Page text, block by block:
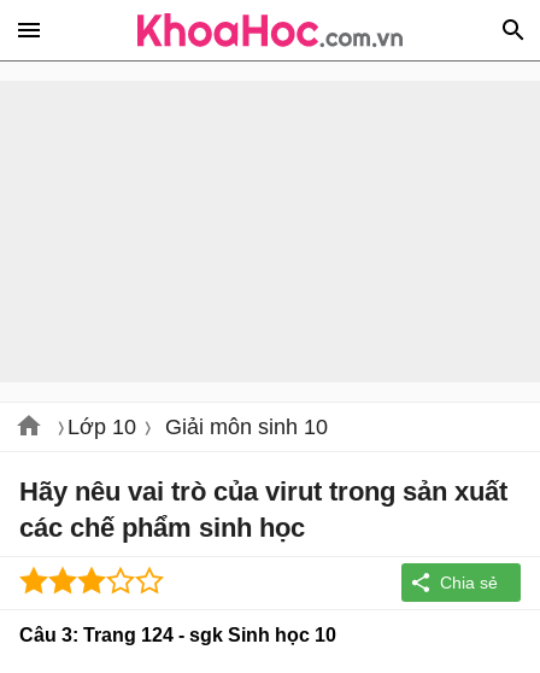
Lớp 10 Giải môn sinh 10
Hãy nêu vai trò của virut trong sản xuất
các chế phẩm sinh học
Câu 3: Trang 124 - sgk Sinh học 10